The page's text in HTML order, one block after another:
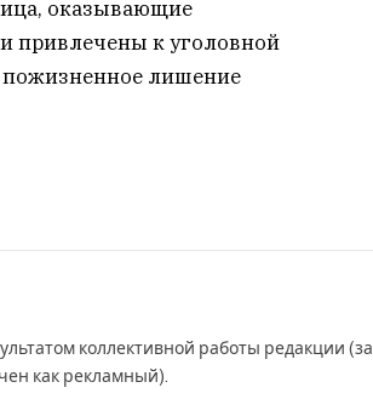
оказывающие
привлечены к уголовной
пожизненное лишение
коллективной работы редакции (за
как рекламный).